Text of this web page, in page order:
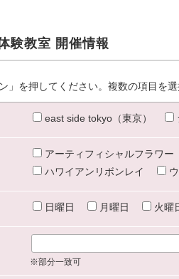
験教室 開催情報
」を押してください。複数の項目を選
east side tokyo（東京）
アーティフィシャルフラワー
ハワイアンリボンレイ
日曜日 月曜日 火曜
※部分一致可